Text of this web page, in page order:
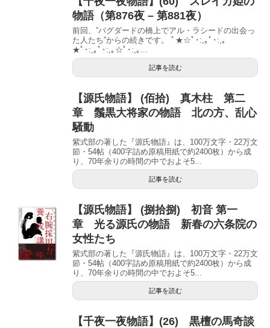
物語（第876夜 – 第881夜）
前回、”バグダードの橋上でアル・ラシードの出会っ
た人たち”からの続きです。 ﾟ★☆ﾟ･:,｡ﾟ･:,｡
★ﾟ･:,｡ﾟ･:,｡☆ﾟ･:,｡...
記事を読む
【源氏物語】 (佰拾) 真木柱 第二
章 鬚黒大将家の物語 北の方、乱心
騒動
紫式部の著した『源氏物語』は、100万文字・22万文
節・54帖（400字詰め原稿用紙で約2400枚）から成
り、70年余りの時間の中でおよそ5...
記事を読む
【源氏物語】 (捌拾捌) 初音 第一
章 光る源氏の物語 新春の六条院の
女性たち
紫式部の著した『源氏物語』は、100万文字・22万文
節・54帖（400字詰め原稿用紙で約2400枚）から成
り、70年余りの時間の中でおよそ5...
記事を読む
【千夜一夜物語】(26) 黒檀の馬奇談